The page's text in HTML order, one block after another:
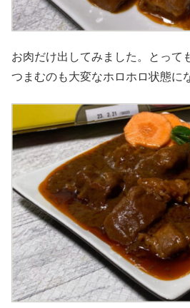
お肉だけ出してみました。とって
つまむのも大変なホロホロ状態に